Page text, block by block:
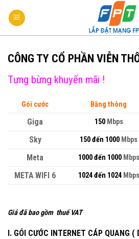
qua
CÔNG TY CỔ PHẦN VIỄN
Tưng bừng khuyến mãi !
Gói cước Băng thông
Giga 150Mbps
Sky 150 đến 1000 Mbps
Meta 1000 đến 1000 Mbps
META WIFI 6 1024 đến 1024 Mbps
Giá đã bao gồm thuế VAT
I. GÓI CƯỚC INTERNET CÁP QUANG